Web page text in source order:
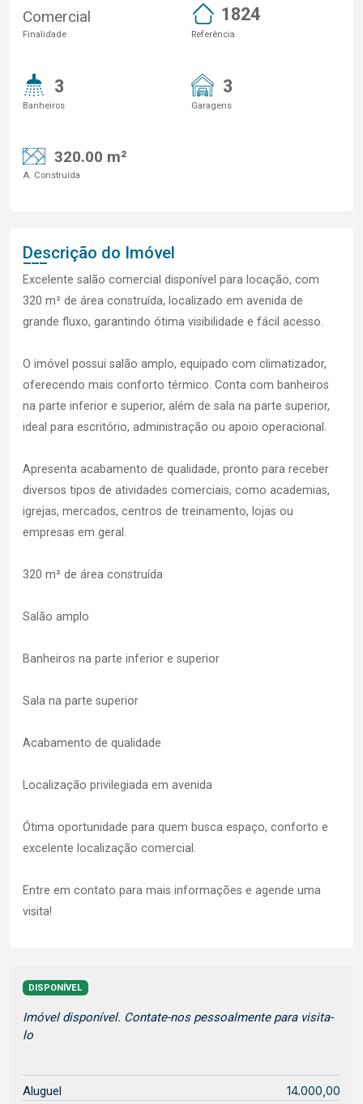
Comercial
Finalidade
1824
Referência
3
Banheiros
3
Garagens
320.00 m²
A. Construída
Descrição do Imóvel
Excelente salão comercial disponível para locação, com
320 m² de área construída, localizado em avenida de
grande fluxo, garantindo ótima visibilidade e fácil acesso.
O imóvel possui salão amplo, equipado com climatizador,
oferecendo mais conforto térmico. Conta com banheiros
na parte inferior e superior, além de sala na parte superior,
ideal para escritório, administração ou apoio operacional.
Apresenta acabamento de qualidade, pronto para receber
diversos tipos de atividades comerciais, como academias,
igrejas, mercados, centros de treinamento, lojas ou
empresas em geral.
320 m² de área construída
Salão amplo
Banheiros na parte inferior e superior
Sala na parte superior
Acabamento de qualidade
Localização privilegiada em avenida
Ótima oportunidade para quem busca espaço, conforto e
excelente localização comercial.
Entre em contato para mais informações e agende uma
visita!
DISPONÍVEL
Imóvel disponível. Contate-nos pessoalmente para visita-
lo
Aluguel 14.000,00